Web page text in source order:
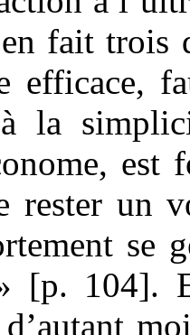
fait trois
efficace,
la
rester un
se
[p. 104].